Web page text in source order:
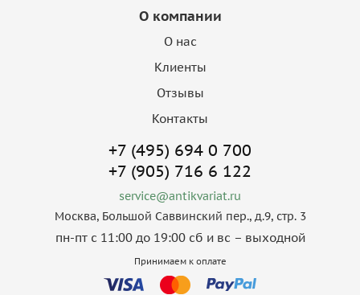
О компании
О нас
Клиенты
Отзывы
Контакты
+7 (495) 694 0 700
+7 (905) 716 6 122
service@antikvariat.ru
Москва, Большой Саввинский пер., д.9, стр. 3
пн-пт с 11:00 до 19:00 сб и вс – выходной
Принимаем к оплате